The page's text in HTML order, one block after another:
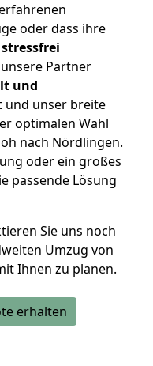
oder dass ihre
Partner
und
und unser breite
optimalen Wahl
nach Nördlingen.
oder ein großes
passende Lösung
Sie uns noch
Umzug von
Ihnen zu planen.
erhalten